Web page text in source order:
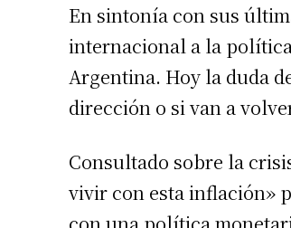
En sintonía con sus
internacional a la
Argentina. Hoy la duda
dirección o si van a
Consultado sobre la
vivir con esta inflación»